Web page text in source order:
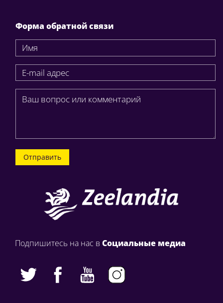
Форма обратной связи
Отправить
Подпишитесь на нас в Социальные медиа